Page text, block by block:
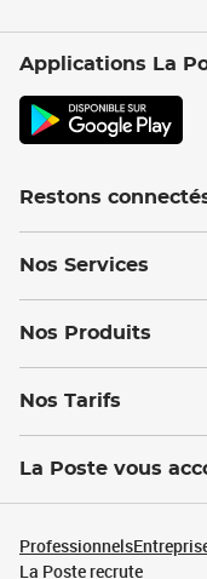
Applications La
Restons
Nos Services
Nos Produits
Nos Tarifs
La Poste vous
Professionnels
La Poste recrute